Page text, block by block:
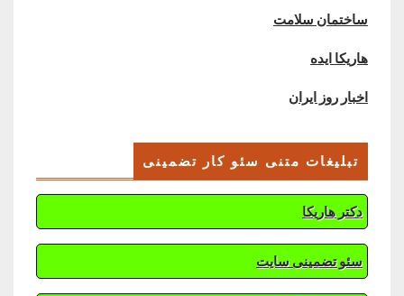
ساختمان سلامت
هاریکا ایده
اخبار روز ایران
تبلیغات متنی سئو کار تضمینی
دکتر هاریکا
سئو تضمینی سایت